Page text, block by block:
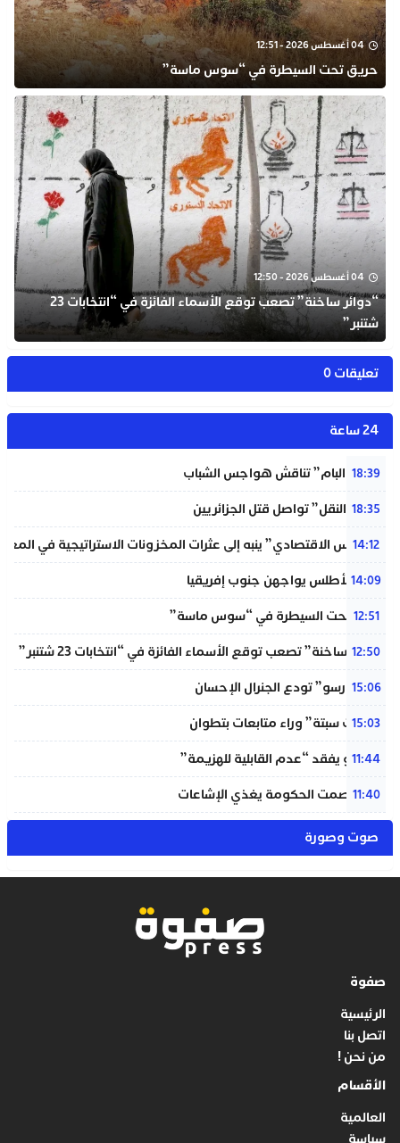
04 أغسطس 2026 - 12:51
حريق تحت السيطرة في “سوس ماسة”
04 أغسطس 2026 - 12:50
“دوائر ساخنة” تصعب توقع الأسماء الفائزة في “انتخابات 23
شتنبر”
تعليقات 0
24 ساعة
18:39
شبيبة “البام” تناقش هواجس الشباب
18:35
“خردة النقل” تواصل قتل الجزائريين
14:12
“المجلس الاقتصادي” ينبه إلى عثرات المخزونات الاستراتيجية في
14:09
لبؤات الأطلس يواجهن جنوب إفريقيا
12:51
حريق تحت السيطرة في “سوس ماسة”
12:50
“دوائر ساخنة” تصعب توقع الأسماء الفائزة في “انتخابات 23 شتنبر”
15:06
“المينورسو” تودع الجنرال الإحسان
15:03
“أحداث سبتة” وراء متابعات بتطوان
11:44
إنفانتينو يفقد “عدم القابلية للهزيمة”
11:40
بنعلي: صمت الحكومة يغذي الإشاعات
صوت وصورة
صفوة
الرئيسية
اتصل بنا
من نحن !
الأقسام
العالمية
سياسة